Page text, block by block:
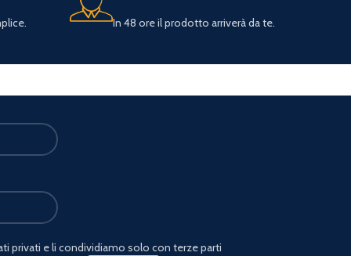
In 48 ore il prodotto arriverà da te.
privati e li condividiamo solo con terze parti